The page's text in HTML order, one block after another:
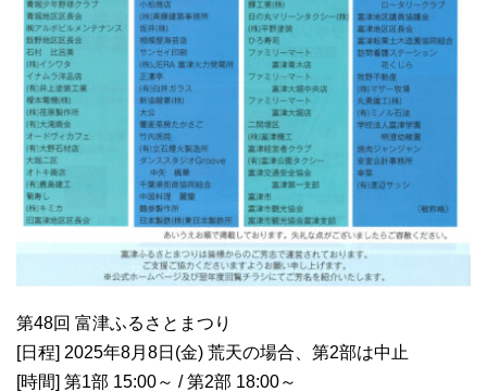
第48回 富津ふるさとまつり
[日程] 2025年8月8日(金) 荒天の場合、第2部は中止
[時間] 第1部 15:00～ / 第2部 18:00～